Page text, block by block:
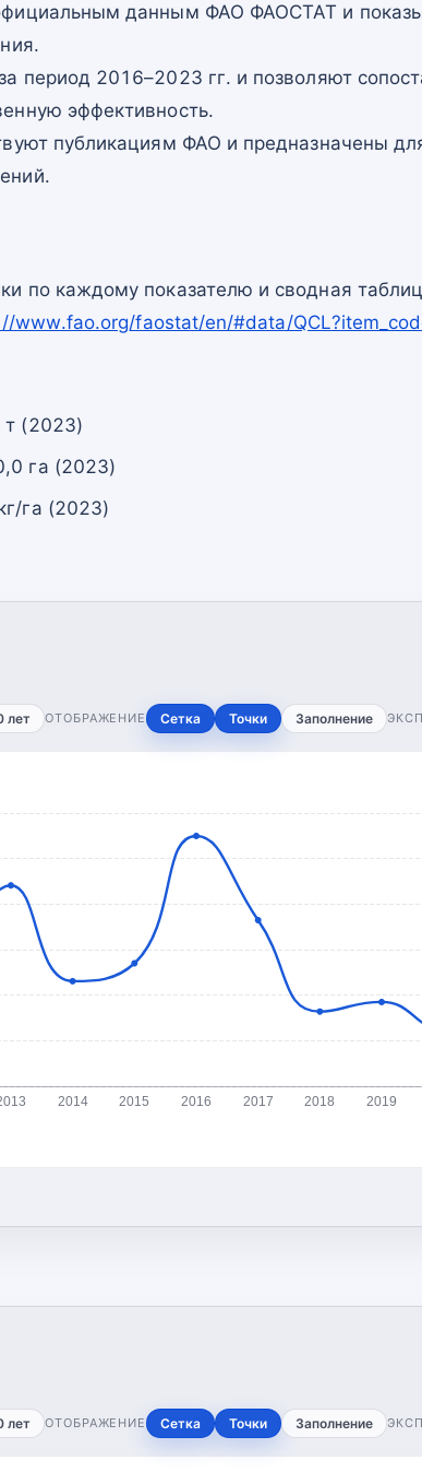
данным ФАО ФАОСТАТ и
период 2016–2023 гг. и позволяют
эффективность.
публикациям ФАО и предназначены
по каждому показателю и сводная
www.fao.org/faostat/en/#data/
т (2023)
га (2023)
га (2023)
лет ОТОБРАЖЕНИЕ Сетка Точки Заполнение
2014 2015 2016 2017 2018 2019
лет ОТОБРАЖЕНИЕ Сетка Точки Заполнение